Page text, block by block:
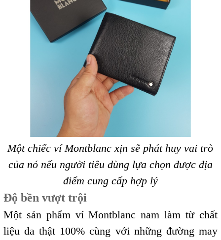
Một chiếc ví Montblanc xịn sẽ phát huy vai trò
của nó nếu người tiêu dùng lựa chọn được địa
điểm cung cấp hợp lý
Độ bền vượt trội
Một sản phẩm ví Montblanc nam làm từ chất
liệu da thật 100% cùng với những đường may